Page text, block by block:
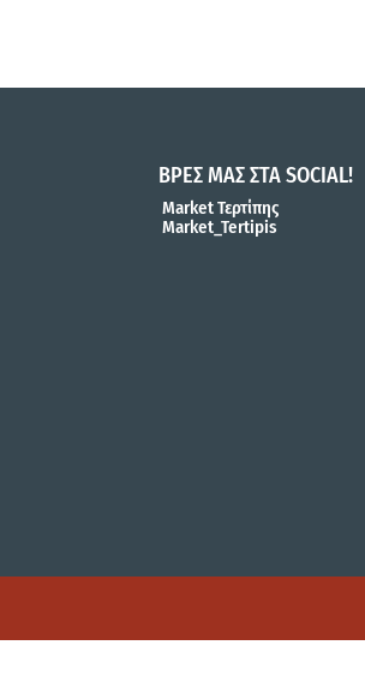
ΒΡΕΣ ΜΑΣ ΣΤΑ SOCIAL!
Market Τερτίπης
Market_Tertipis